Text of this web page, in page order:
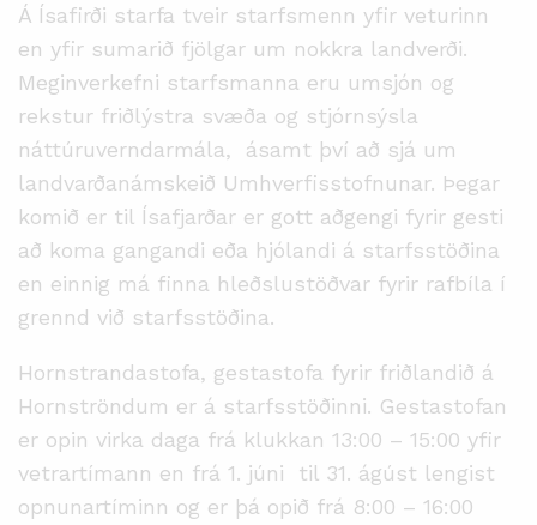
Á Ísafirði starfa tveir starfsmenn yfir veturinn
en yfir sumarið fjölgar um nokkra landverði.
Meginverkefni starfsmanna eru umsjón og
rekstur friðlýstra svæða og stjórnsýsla
náttúruverndarmála, ásamt því að sjá um
landvarðanámskeið Umhverfisstofnunar. Þegar
komið er til Ísafjarðar er gott aðgengi fyrir gesti
að koma gangandi eða hjólandi á starfsstöðina
en einnig má finna hleðslustöðvar fyrir rafbíla í
grennd við starfsstöðina.
Hornstrandastofa, gestastofa fyrir friðlandið á
Hornströndum er á starfsstöðinni. Gestastofan
er opin virka daga frá klukkan 13:00 – 15:00 yfir
vetrartímann en frá 1. júni til 31. ágúst lengist
opnunartíminn og er þá opið frá 8:00 – 16:00